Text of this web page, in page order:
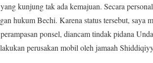
kunjung tak ada kemajuan. Secara
hukum Bechi. Karena status tersebut, saya
ponsel, diancam tindak pidana
perusakan mobil oleh jamaah